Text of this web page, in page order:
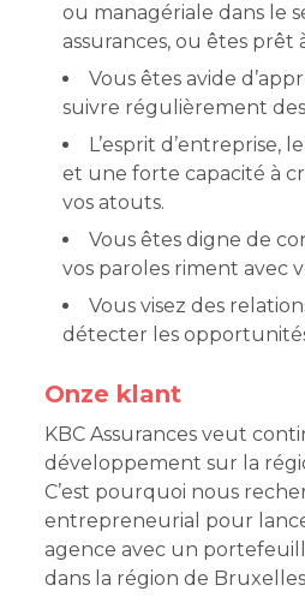
ou managériale dans le
assurances, ou êtes prêt
Vous êtes avide
suivre régulièrement
L’esprit d’entreprise,
et une forte capacité à
vos atouts.
Vous êtes digne de
vos paroles riment avec
Vous visez des
détecter les
Onze klant
KBC Assurances veut
développement sur la
C’est pourquoi nous
entrepreneurial pour
agence avec un
dans la région de